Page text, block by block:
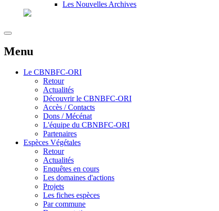
Les Nouvelles Archives
Menu
Le CBNBFC-ORI
Retour
Actualités
Découvrir le CBNBFC-ORI
Accès / Contacts
Dons / Mécénat
L'équipe du CBNBFC-ORI
Partenaires
Espèces Végétales
Retour
Actualités
Enquêtes en cours
Les domaines d'actions
Projets
Les fiches espèces
Par commune